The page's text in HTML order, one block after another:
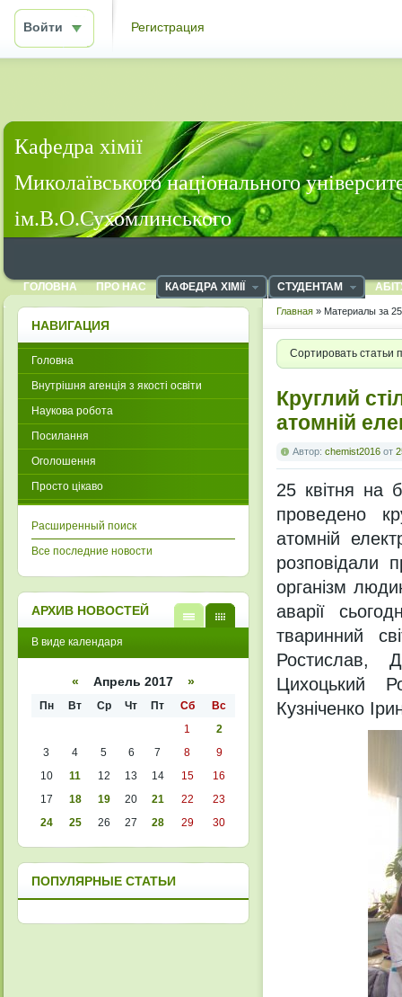
Войти Регистрация
Кафедра хімії
Миколаївського національного
ім.В.О.Сухомлинського
ГОЛОВНА ПРО НАС КАФЕДРА ХІМІЇ СТУДЕНТАМ
Главная » Материалы за
Сортировать статьи
Круглий
атомній
Автор: chemist2016 от
25 квітня на
проведено
атомній
розповідали
організм
аварії
тваринний
Ростислав,
Цихоцький
Кузніченко
НАВИГАЦИЯ
Головна
Внутрішня агенція з якості освіти
Наукова робота
Посилання
Оголошення
Просто цікаво
Расширенный поиск
Все последние новости
АРХИВ НОВОСТЕЙ
кален
списк
В виде календаря
« Апрель 2017 »
Пн Вт Ср Чт Пт Сб
Вс
1
2
3
4 5 6 7 8
9
10
11 12 13 14 15
16
17
18 19 20 21 22
23
24
25 26 27 28 29 30
ПОПУЛЯРНЫЕ СТАТЬИ